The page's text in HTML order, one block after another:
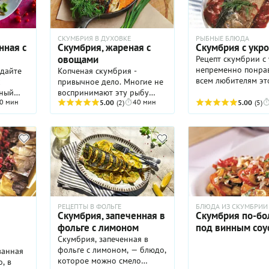
с
мин
СКУМБРИЯ В ДУХОВКЕ
Скумбрия, жареная с
овощами
Копченая скумбрия -
привычное дело. Многие не
воспринимают эту рыбу
иначе, а напрасно. Ее надо
жарить, а еще лучше
готовить на гриле.
5.00 (2) 40 мин
РЫБНЫЕ БЛЮДА
Скумбрия с
Рецепт скумбрии
непременно
всем любителям
выбрали для нее
оптимальный
приготовления —
в духовке,
которому она
пропитывается
собственными
получается
нежной. Но и это
все! Рыба в нашем
дополняется
соусом домашнего
«производства»:
5.00 (5)
в
РЕЦЕПТЫ В ФОЛЬГЕ
Скумбрия, запеченная в
фольге с лимоном
Скумбрия, запеченная в
фольге с лимоном, — блюдо,
которое можно смело
БЛЮДА ИЗ СКУМБРИИ
Скумбрия по-
под винным